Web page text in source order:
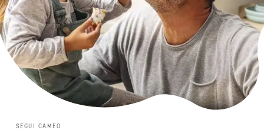
SEGUI CAMEO